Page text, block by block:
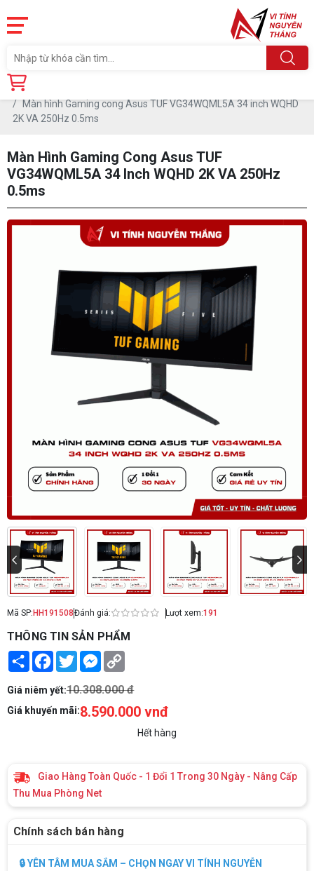
Trang chủ
Màn hình Gaming cong Asus TUF VG34WQML5A 34 inch WQHD
2K VA 250Hz 0.5ms
Màn Hình Gaming Cong Asus TUF
VG34WQML5A 34 Inch WQHD 2K VA 250Hz
0.5ms
Mã SP: HH191508Đánh giá: Lượt xem:191
THÔNG TIN SẢN PHẨM
Share Facebook
TwitterMessenger
Giá niêm yết:10.308.000 đ
Giá khuyến mãi:8.590.000 vnđ
Hết hàng
Giao Hàng Toàn Quốc - 1 Đổi 1 Trong 30 Ngày - Nâng Cấp
Thu Mua Phòng Net
Chính sách bán hàng
🔒 YÊN TÂM MUA SẮM – CHỌN NGAY VI TÍNH NGUYỄN